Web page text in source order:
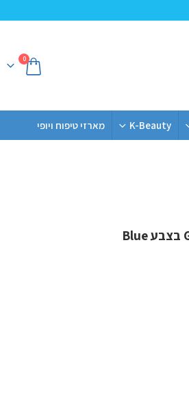
0
K-Beauty מארזי טיפוח ויופי